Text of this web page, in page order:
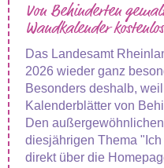
Von Behinderten
Wandkalender
Das Landesamt
2026 wieder ganz
Besonders deshalb,
Kalenderblätter von
Den
diesjährigen Thema
direkt über die